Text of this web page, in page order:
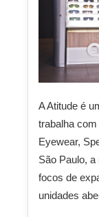
A Atitude é
trabalha
Eyewear,
São Paulo,
focos de
unidades